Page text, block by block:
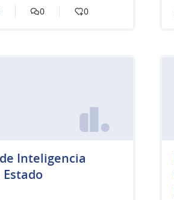
0 0
Inteligencia